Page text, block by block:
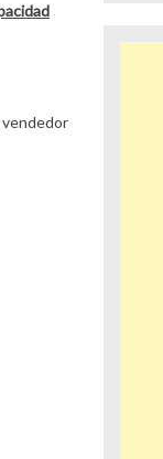
vendedor